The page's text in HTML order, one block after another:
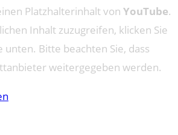
Platzhalterinhalt von YouTube.
Inhalt zuzugreifen, klicken Sie
unten. Bitte beachten Sie, dass
weitergegeben werden.